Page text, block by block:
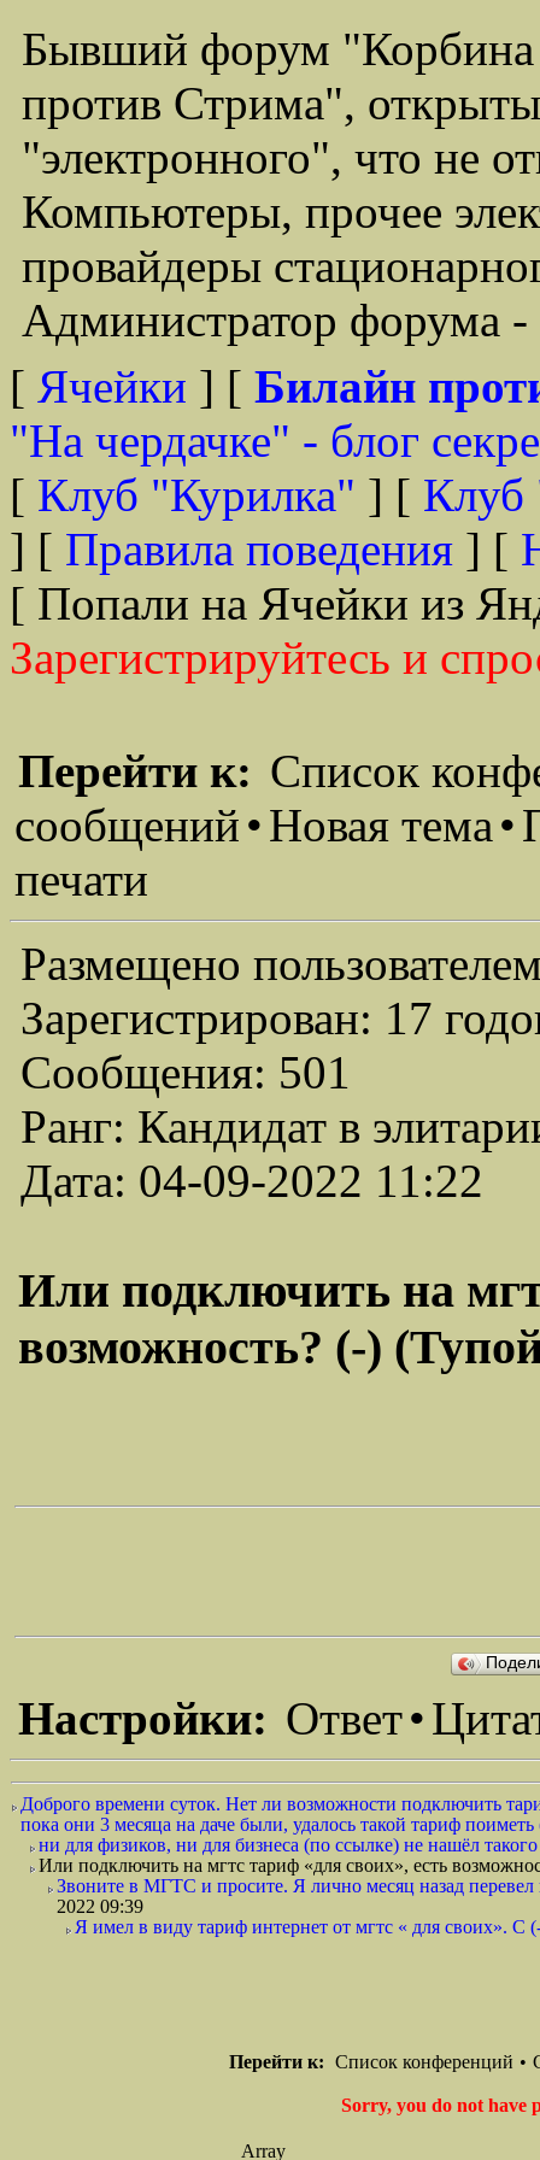
Бывший форум "Корбина
против Стрима",
"электронного", что не
Компьютеры, прочее
провайдеры
Администратор форума
[ Ячейки ] [ Билайн
"На чердачке" - блог
[ Клуб "Курилка" ] [ Клуб
] [ Правила поведения ] [
[ Попали на Ячейки из
Зарегистрируйтесь и
Перейти к: Список
сообщений•Новая тема•
печати
Размещено
Зарегистрирован: 17
Сообщения: 501
Ранг: Кандидат в
Дата: 04-09-2022 11:22
Или подключить на
возможность? (-)
Настройки: Ответ•
Доброго времени суток. Нет ли возможности подключить
пока они 3 месяца на даче были, удалось такой тариф
ни для физиков, ни для бизнеса (по ссылке) не нашёл
Или подключить на мгтс тариф «для своих», есть
Звоните в МГТС и просите. Я лично месяц назад
2022 09:39
Я имел в виду тариф интернет от мгтс « для своих». С
Перейти к: Список конференций •
Sorry, you do not have
Array